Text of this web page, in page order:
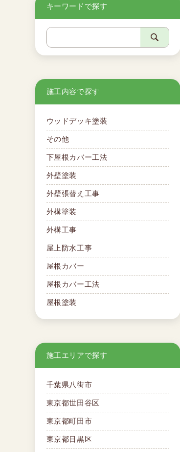
キーワードで探す
施工内容で探す
ウッドデッキ塗装
その他
下屋根カバー工法
外壁塗装
外壁張替え工事
外構塗装
外構工事
屋上防水工事
屋根カバー
屋根カバー工法
屋根塗装
施工エリアで探す
千葉県八街市
東京都世田谷区
東京都町田市
東京都目黒区